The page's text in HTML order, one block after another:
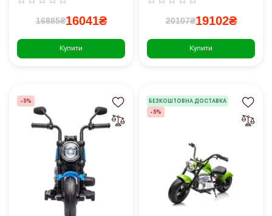
16885₴16041₴
Купити
20107₴19102₴
Купити
-5%
БЕЗКОШТОВНА ДОСТАВКА
-5%